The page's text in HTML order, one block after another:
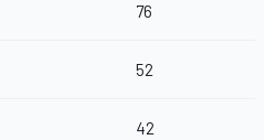
76
52
42